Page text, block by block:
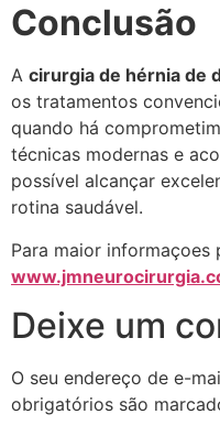
Conclusão
A cirurgia de hérnia de
os tratamentos
quando há
técnicas modernas e
possível alcançar
rotina saudável.
Para maior informaçoes
Deixe um
O seu endereço de e-
obrigatórios são